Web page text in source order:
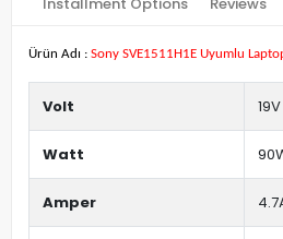
Ürün Adı : Sony SVE1511H1E Uyumlu
Volt 19V
Watt
Amper